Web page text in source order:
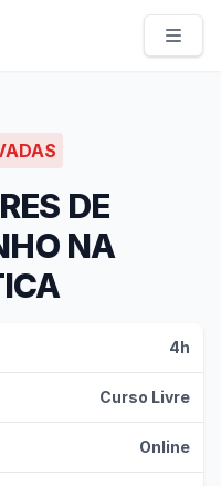
DE
NA
4h
Curso Livre
Online